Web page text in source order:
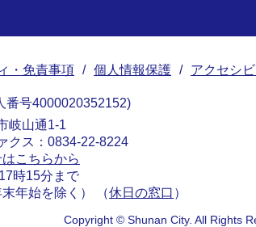
・免責事項 個人情報保護 アクセシ
番号4000020352152
岐山通1-1
クス：0834-22-8224
こちらから
時15分まで
年始を除く） （休日の窓口 ）
Copyright © Shunan City. All Rights